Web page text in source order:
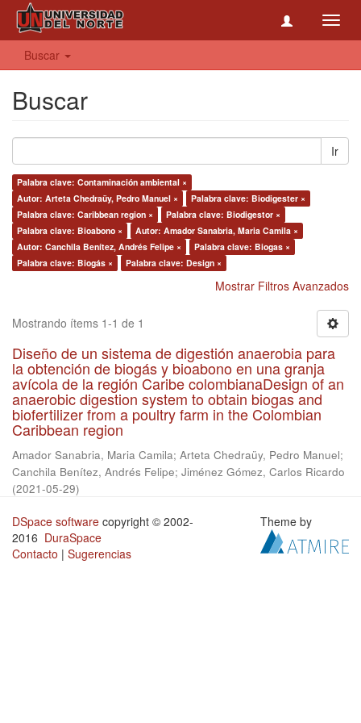
Buscar
Buscar
Ir
Palabra clave: Contaminación ambiental ×
Autor: Arteta Chedraüy, Pedro Manuel ×
Palabra clave: Biodigester ×
Palabra clave: Caribbean region ×
Palabra clave: Biodigestor ×
Palabra clave: Bioabono ×
Autor: Amador Sanabria, Maria Camila ×
Autor: Canchila Benítez, Andrés Felipe ×
Palabra clave: Biogas ×
Palabra clave: Biogás ×
Palabra clave: Design ×
Mostrar Filtros Avanzados
Mostrando ítems 1-1 de 1
Diseño de un sistema de digestión anaerobia para
la obtención de biogás y bioabono en una granja
avícola de la región Caribe colombianaDesign of an
anaerobic digestion system to obtain biogas and
biofertilizer from a poultry farm in the Colombian
Caribbean region
Amador Sanabria, Maria Camila; Arteta Chedraüy, Pedro Manuel;
Canchila Benítez, Andrés Felipe; Jiménez Gómez, Carlos Ricardo
(2021-05-29)
DSpace software copyright © 2002-
2016 DuraSpace
Contacto | Sugerencias
Theme by